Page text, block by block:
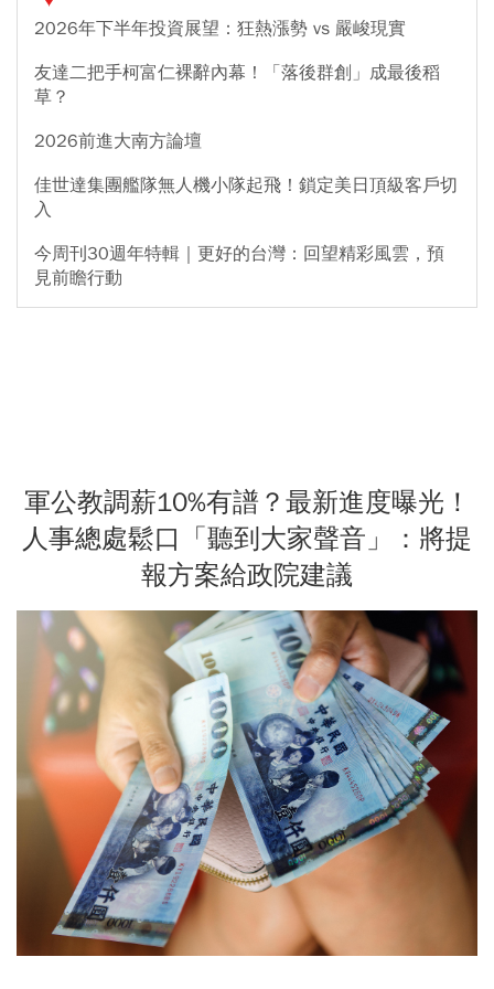
2026年下半年投資展望：狂熱漲勢 vs 嚴峻現實
友達二把手柯富仁裸辭內幕！「落後群創」成最後稻
草？
2026前進大南方論壇
佳世達集團艦隊無人機小隊起飛！鎖定美日頂級客戶切
入
今周刊30週年特輯｜更好的台灣：回望精彩風雲，預
見前瞻行動
軍公教調薪10%有譜？最新進度曝光！
人事總處鬆口「聽到大家聲音」：將提
報方案給政院建議